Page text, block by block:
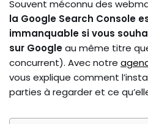
Souvent méconnu des
la Google Search Console
immanquable si vous
sur Googleau même titre
concurrent). Avec notre
vous explique comment
parties à regarder et ce